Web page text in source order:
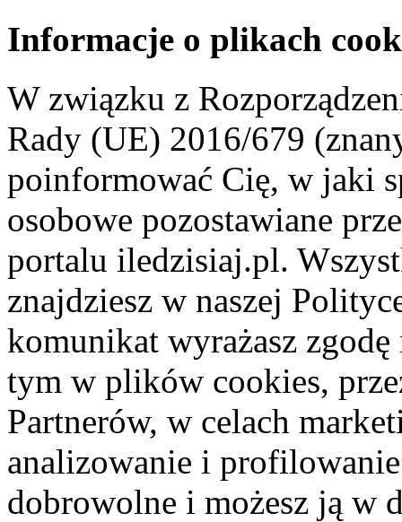
Informacje o plikach
W związku z
Rady (UE) 2016/679
poinformować Cię, w jaki
osobowe pozostawiane
portalu iledzisiaj.pl.
znajdziesz w naszej
komunikat wyrażasz
tym w plików cookies,
Partnerów, w celach
analizowanie i
dobrowolne i możesz ją w